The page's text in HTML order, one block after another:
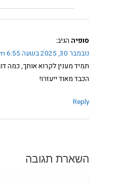
סופיה הגיב:
נובמבר 30, 2025 בשעה 6:55 pm
תמיד מענין לקרוא אותך, כמה
הכבד מאוד ייעזרו!
Reply
השארת תגובה